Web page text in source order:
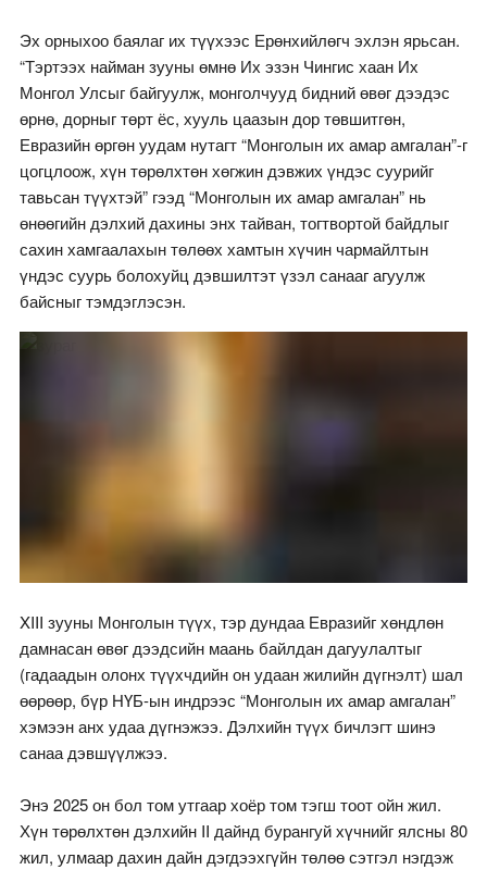
Эх орныхоо баялаг их түүхээс Ерөнхийлөгч эхлэн ярьсан.
“Тэртээх найман зууны өмнө Их эзэн Чингис хаан Их
Монгол Улсыг байгуулж, монголчууд бидний өвөг дээдэс
өрнө, дорныг төрт ёс, хууль цаазын дор төвшитгөн,
Евразийн өргөн уудам нутагт “Монголын их амар амгалан”-г
цогцлоож, хүн төрөлхтөн хөгжин дэвжих үндэс суурийг
тавьсан түүхтэй” гээд “Монголын их амар амгалан” нь
өнөөгийн дэлхий дахины энх тайван, тогтвортой байдлыг
сахин хамгаалахын төлөөх хамтын хүчин чармайлтын
үндэс суурь болохуйц дэвшилтэт үзэл санааг агуулж
байсныг тэмдэглэсэн.
XIII зууны Монголын түүх, тэр дундаа Евразийг хөндлөн
дамнасан өвөг дээдсийн маань байлдан дагуулалтыг
(гадаадын олонх түүхчдийн он удаан жилийн дүгнэлт) шал
өөрөөр, бүр НҮБ-ын индрээс “Монголын их амар амгалан”
хэмээн анх удаа дүгнэжээ. Дэлхийн түүх бичлэгт шинэ
санаа дэвшүүлжээ.
Энэ 2025 он бол том утгаар хоёр том тэгш тоот ойн жил.
Хүн төрөлхтөн дэлхийн II дайнд бурангуй хүчнийг ялсны 80
жил, улмаар дахин дайн дэгдээхгүйн төлөө сэтгэл нэгдэж